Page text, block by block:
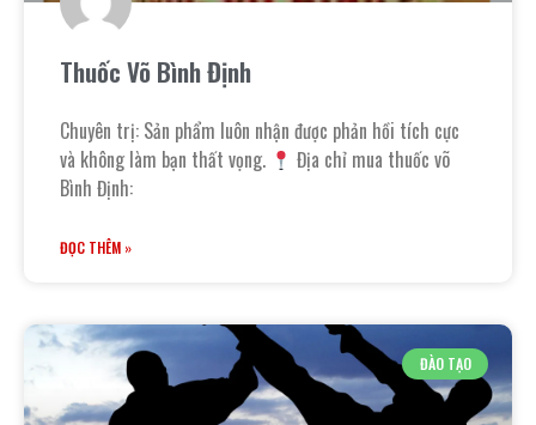
Thuốc Võ Bình Định
Chuyên trị: Sản phẩm luôn nhận được phản hồi tích cực
và không làm bạn thất vọng.
Địa chỉ mua thuốc võ
Bình Định:
ĐỌC THÊM »
ĐÀO TẠO